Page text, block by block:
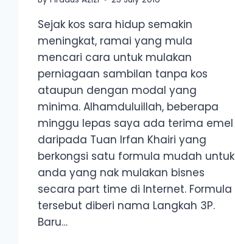
Sejak kos sara hidup semakin
meningkat, ramai yang mula
mencari cara untuk mulakan
perniagaan sambilan tanpa kos
ataupun dengan modal yang
minima. Alhamduluillah, beberapa
minggu lepas saya ada terima emel
daripada Tuan Irfan Khairi yang
berkongsi satu formula mudah untuk
anda yang nak mulakan bisnes
secara part time di Internet. Formula
tersebut diberi nama Langkah 3P.
Baru…